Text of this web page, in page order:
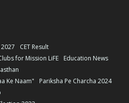
CET Result
for Mission LiFE
Education News
Ke Naam"
Pariksha Pe Charcha 2024